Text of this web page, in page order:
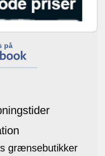
på
grænsebutikker